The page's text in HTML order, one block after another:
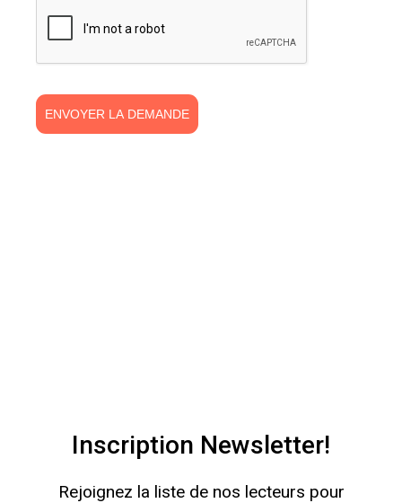
ENVOYER LA DEMANDE
Inscription Newsletter!
Rejoignez la liste de nos lecteurs pour